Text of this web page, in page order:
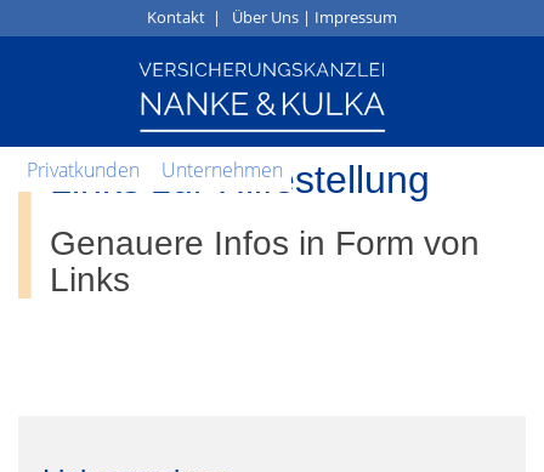
Kontakt | Über Uns | Impressum
Privatkunden Unternehmen
Links zur Hilfestellung
Genauere Infos in Form von
Links